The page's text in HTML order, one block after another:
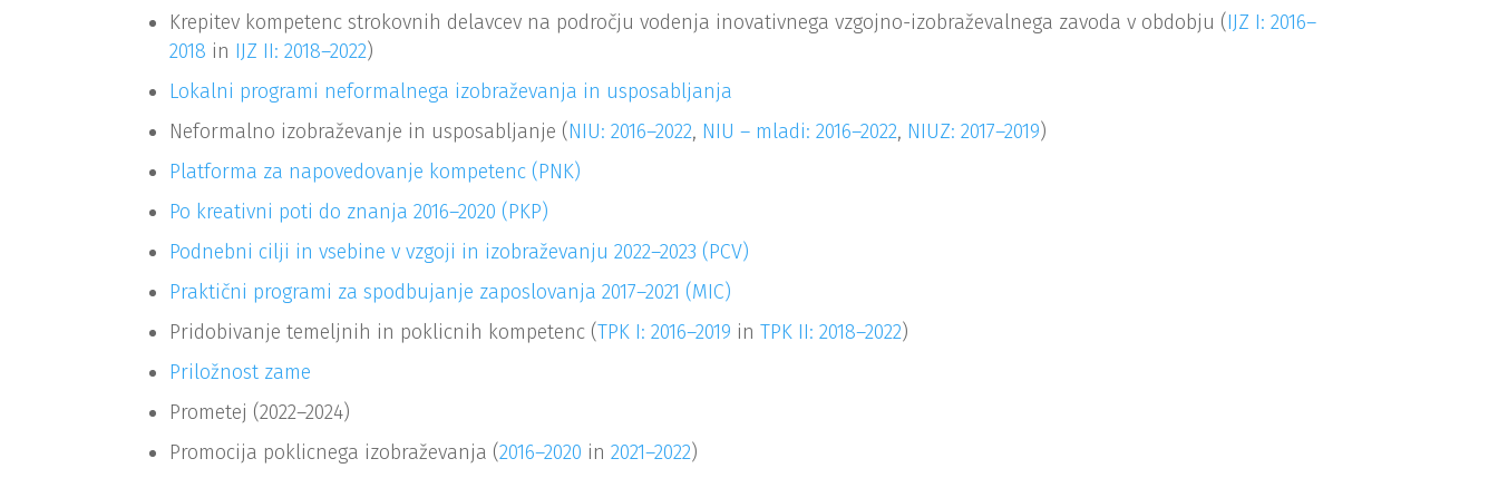
Krepitev kompetenc strokovnih delavcev na področju vodenja inovativnega vzgojno-izobraževalnega zavoda v obdobju (IJZ I: 2016–
2018 in IJZ II: 2018–2022)
Lokalni programi neformalnega izobraževanja in usposabljanja
Neformalno izobraževanje in usposabljanje (NIU: 2016–2022, NIU – mladi: 2016–2022, NIUZ: 2017–2019)
Platforma za napovedovanje kompetenc (PNK)
Po kreativni poti do znanja 2016–2020 (PKP)
Podnebni cilji in vsebine v vzgoji in izobraževanju 2022–2023 (PCV)
Praktični programi za spodbujanje zaposlovanja 2017–2021 (MIC)
Pridobivanje temeljnih in poklicnih kompetenc (TPK I: 2016–2019 inTPK II: 2018–2022)
Priložnost zame
Prometej (2022–2024)
Promocija poklicnega izobraževanja (2016–2020 in2021–2022)